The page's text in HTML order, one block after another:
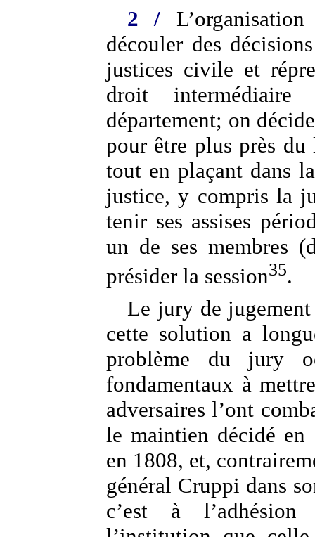
2 /
découler des
justices civile et
droit
département; on
pour être plus près
tout en plaçant dans
justice, y compris la
tenir ses assises
un de ses membres
présider la session35.
Le jury de
cette solution a
problème du jury
fondamentaux à
adversaires l’ont
le maintien décidé en
en 1808, et,
général Cruppi dans
c’est à